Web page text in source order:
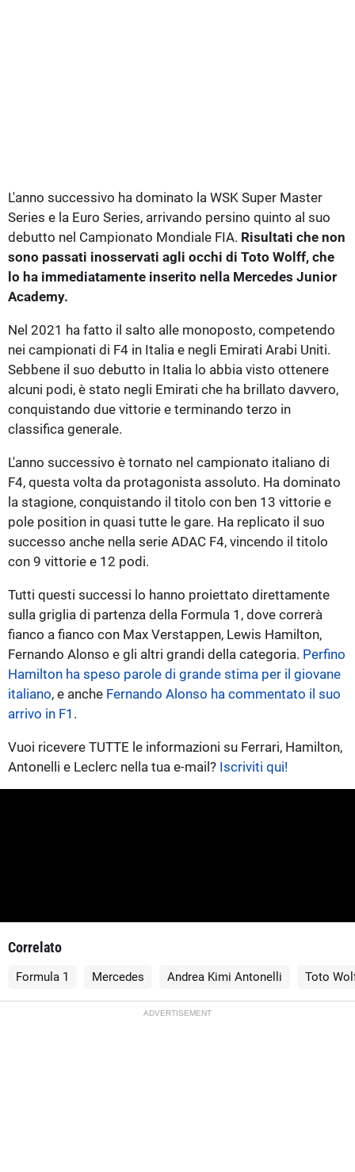
L'anno successivo ha dominato la WSK Super Master
Series e la Euro Series, arrivando persino quinto al suo
debutto nel Campionato Mondiale FIA. Risultati che non
sono passati inosservati agli occhi di Toto Wolff, che
lo ha immediatamente inserito nella Mercedes Junior
Academy.
Nel 2021 ha fatto il salto alle monoposto, competendo
nei campionati di F4 in Italia e negli Emirati Arabi Uniti.
Sebbene il suo debutto in Italia lo abbia visto ottenere
alcuni podi, è stato negli Emirati che ha brillato davvero,
conquistando due vittorie e terminando terzo in
classifica generale.
L'anno successivo è tornato nel campionato italiano di
F4, questa volta da protagonista assoluto. Ha dominato
la stagione, conquistando il titolo con ben 13 vittorie e
pole position in quasi tutte le gare. Ha replicato il suo
successo anche nella serie ADAC F4, vincendo il titolo
con 9 vittorie e 12 podi.
Tutti questi successi lo hanno proiettato direttamente
sulla griglia di partenza della Formula 1, dove correrà
fianco a fianco con Max Verstappen, Lewis Hamilton,
Fernando Alonso e gli altri grandi della categoria. Perfino
Hamilton ha speso parole di grande stima per il giovane
italiano, e anche Fernando Alonso ha commentato il suo
arrivo in F1 .
Vuoi ricevere TUTTE le informazioni su Ferrari, Hamilton,
Antonelli e Leclerc nella tua e-mail? Iscriviti qui!
Correlato
Formula 1 Mercedes Andrea Kimi Antonelli Toto
ADVERTISEMENT